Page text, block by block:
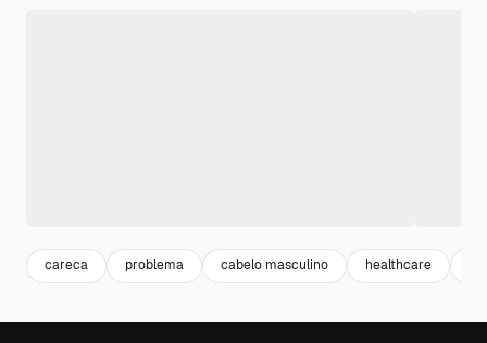
careca problema cabelo masculino healthcare